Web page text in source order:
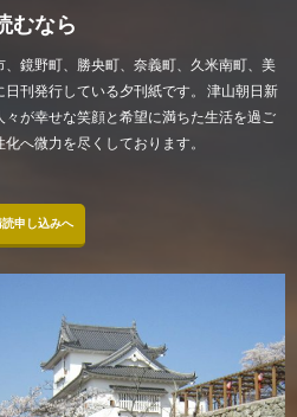
むなら
鏡野町、勝央町、奈義町、久米南町、美
刊発行している夕刊紙です。 津山朝日新
が幸せな笑顔と希望に満ちた生活を過ご
へ微力を尽くしております。
読申し込みへ